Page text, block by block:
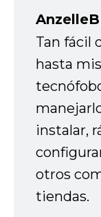
AnzelleB
Tan fácil
hasta
instalar,
otros
tiendas.